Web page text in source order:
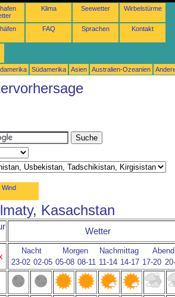
Klima Seewetter Wirbelstürme
FAQ Sprachen Kontakt
Südamerika Asien Australien-Ozeanien
Wind
Kasachstan
Wetter
Nacht Morgen Nachmittag
Abend
23-02 02-05 05-08 08-11 11-14 14-17 17-20